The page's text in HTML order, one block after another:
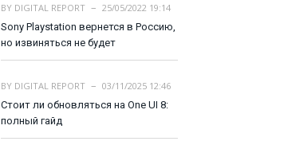
BY DIGITAL REPORT
25/05/2022 19:14
Sony Playstation вернется в Россию,
но извиняться не будет
BY DIGITAL REPORT
03/11/2025 12:46
Стоит ли обновляться на One UI 8:
полный гайд